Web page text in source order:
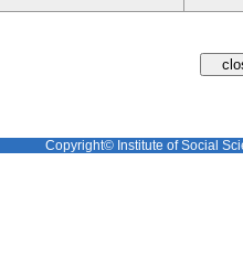
Copyright© Institute of Social